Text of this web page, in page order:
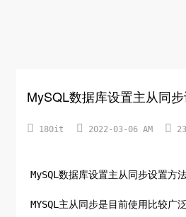
MySQL数据库设置主从同
 180it  2022-03-06 AM 
MySQL数据库设置主从同步设置方
MYSQL主从同步是目前使用比较广